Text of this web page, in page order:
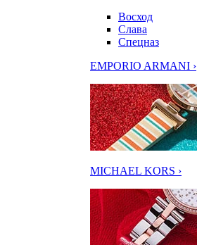
Восход
Слава
Спецназ
EMPORIO ARMANI ›
MICHAEL KORS ›